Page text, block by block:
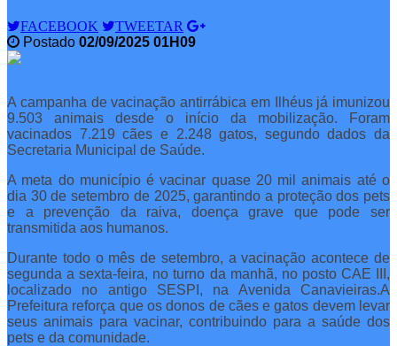
FACEBOOK
TWEETAR
Postado 02/09/2025 01H09
A campanha de vacinação antirrábica em Ilhéus já imunizou
9.503 animais desde o início da mobilização. Foram
vacinados 7.219 cães e 2.248 gatos, segundo dados da
Secretaria Municipal de Saúde.
A meta do município é vacinar quase 20 mil animais até o
dia 30 de setembro de 2025, garantindo a proteção dos pets
e a prevenção da raiva, doença grave que pode ser
transmitida aos humanos.
Durante todo o mês de setembro, a vacinação acontece de
segunda a sexta-feira, no turno da manhã, no posto CAE III,
localizado no antigo SESPI, na Avenida Canavieiras.A
Prefeitura reforça que os donos de cães e gatos devem levar
seus animais para vacinar, contribuindo para a saúde dos
pets e da comunidade.